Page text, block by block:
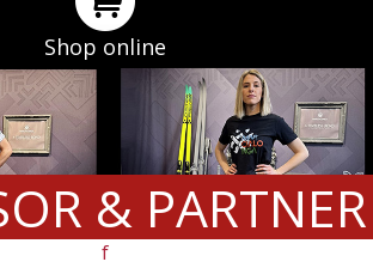
Shop online
& PARTNER
f